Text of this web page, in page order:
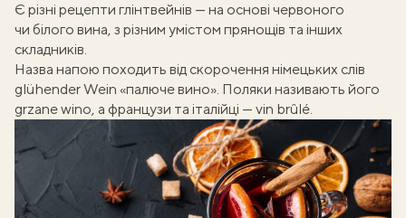
Є різні рецепти глінтвейнів — на основі червоного
чи білого вина, з різним умістом прянощів та інших
складників.
Назва напою походить від скорочення німецьких слів
glühender Wein «палюче вино». Поляки називають його
grzane wino, а французи та італійці — vin brûlé.